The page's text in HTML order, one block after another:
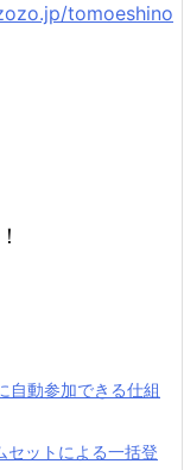
tomoeshino
自動参加できる仕組
セットによる一括登